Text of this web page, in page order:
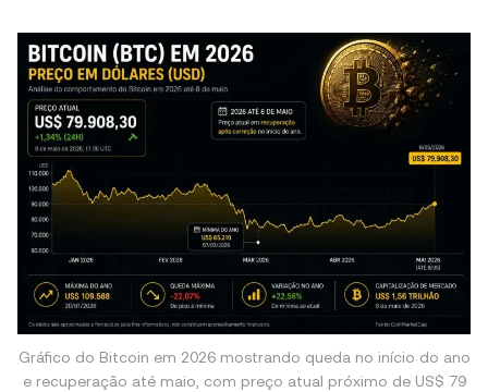
Gráfico do Bitcoin em 2026 mostrando queda no início do ano
e recuperação até maio, com preço atual próximo de US$ 79